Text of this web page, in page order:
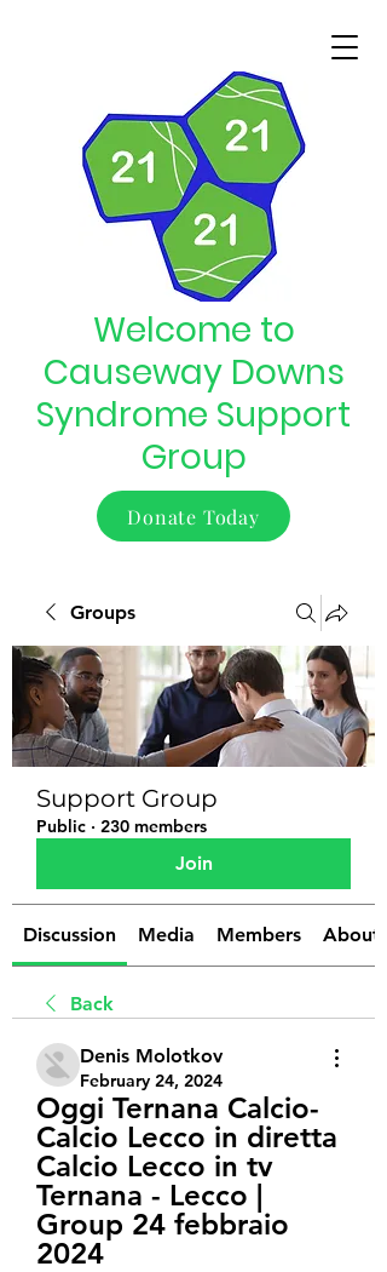
Welcome to
Causeway Downs
Syndrome Support
Group
Donate Today
Groups
Support Group
Public · 230 members
Join
Discussion Media Members About
Back
Denis Molotkov
February 24, 2024
Oggi Ternana Calcio-
Calcio Lecco in diretta
Calcio Lecco in tv
Ternana - Lecco |
Group 24 febbraio
2024